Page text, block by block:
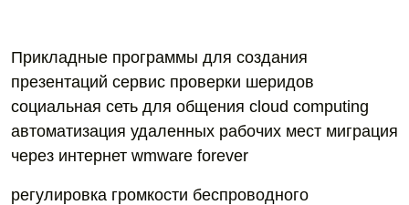
Прикладные программы для создания
презентаций сервис проверки шеридов
социальная сеть для общения cloud computing
автоматизация удаленных рабочих мест миграция
через интернет wmware forever
регулировка громкости беспроводного